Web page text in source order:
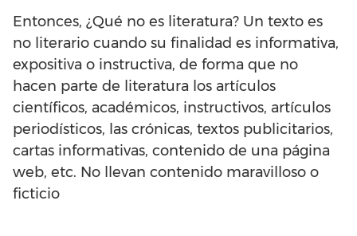
Entonces, ¿Qué no es literatura? Un texto es
no literario cuando su finalidad es informativa,
expositiva o instructiva, de forma que no
hacen parte de literatura los artículos
científicos, académicos, instructivos, artículos
periodísticos, las crónicas, textos publicitarios,
cartas informativas, contenido de una página
web, etc. No llevan contenido maravilloso o
ficticio